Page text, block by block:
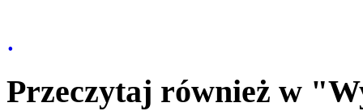
.
Przeczytaj również w